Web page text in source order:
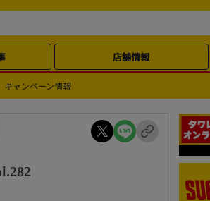
店舗情報
キャンペーン情報